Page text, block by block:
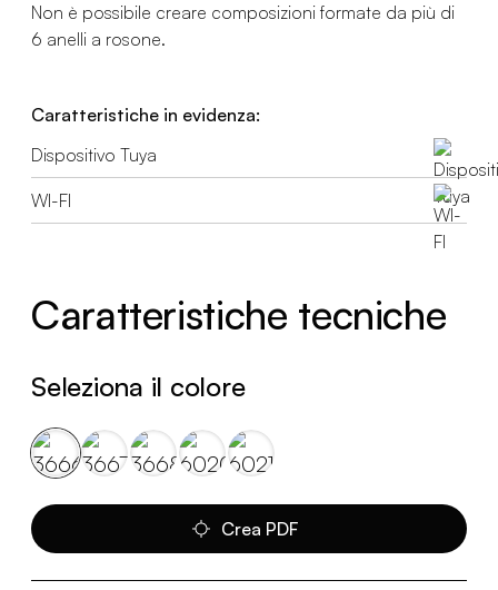
Non è possibile creare composizioni formate da più di
6 anelli a rosone.
Caratteristiche in evidenza:
Dispositivo Tuya
WI-FI
Caratteristiche tecniche
Seleziona il colore
Crea PDF